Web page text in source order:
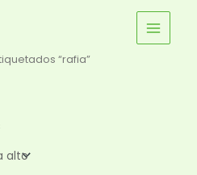
“rafia”
alto